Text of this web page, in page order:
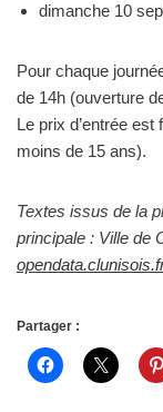
dimanche 10
Pour chaque
de 14h (ouverture
Le prix d’entrée
moins de 15 ans).
Textes issus de la
principale : Ville de
Partager :